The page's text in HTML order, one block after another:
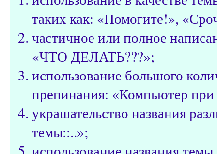
таких как: «Помогите!»,
частичное или полное
«ЧТО ДЕЛАТЬ???»;
использование большого
препинания: «Компьютер при
украшательство названия
темы::..»;